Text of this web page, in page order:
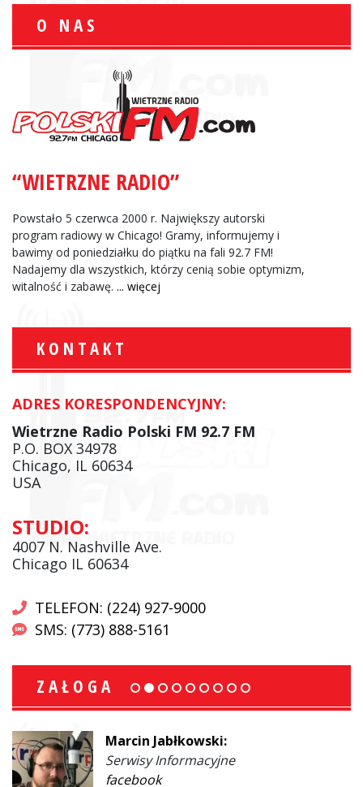
O NAS
“WIETRZNE RADIO”
Powstało 5 czerwca 2000 r. Największy autorski
program radiowy w Chicago! Gramy, informujemy i
bawimy od poniedziałku do piątku na fali 92.7 FM!
Nadajemy dla wszystkich, którzy cenią sobie optymizm,
witalność i zabawę. ... więcej
KONTAKT
ADRES KORESPONDENCYJNY:
Wietrzne Radio Polski FM 92.7 FM
P.O. BOX 34978
Chicago, IL 60634
USA
STUDIO:
4007 N. Nashville Ave.
Chicago IL 60634
TELEFON: (224) 927-9000
SMS: (773) 888-5161
ZAŁOGA
Marcin Jabłkowski:
Serwisy Informacyjne
facebook